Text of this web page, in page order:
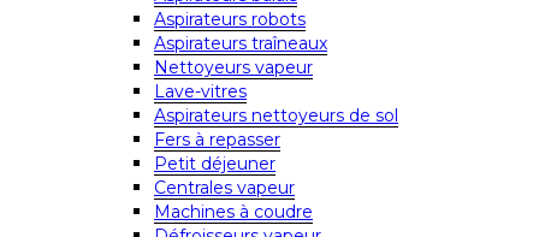
Aspirateurs robots
Aspirateurs traîneaux
Nettoyeurs vapeur
Lave-vitres
Aspirateurs nettoyeurs de sol
Fers à repasser
Petit déjeuner
Centrales vapeur
Machines à coudre